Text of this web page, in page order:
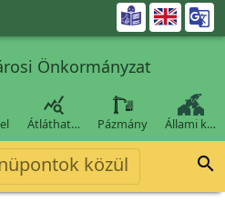

Önkormányzat

Átláthat… Pázmány Állami k…
közül 